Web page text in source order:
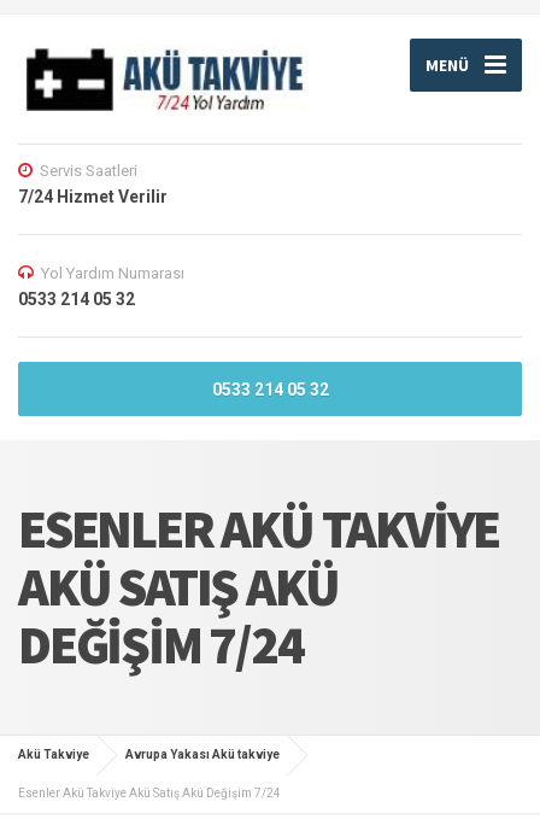
MENÜ
Servis Saatleri
7/24 Hizmet Verilir
Yol Yardım Numarası
0533 214 05 32
0533 214 05 32
ESENLER AKÜ TAKVIYE
AKÜ SATIŞ AKÜ
DEĞIŞIM 7/24
Akü Takviye Avrupa Yakası Akü takviye
Esenler Akü Takviye Akü Satış Akü Değişim 7/24